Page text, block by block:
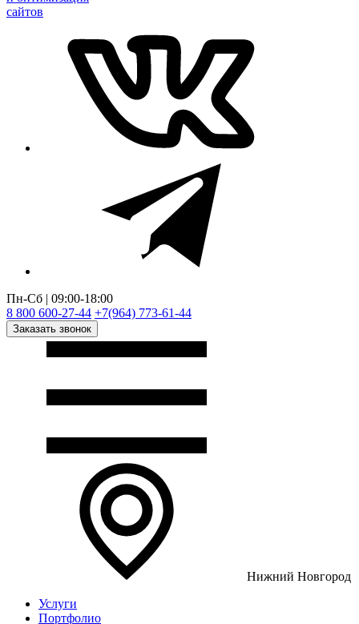
сайтов
Пн-Сб | 09:00-18:00
8 800 600-27-44 +7(964) 773-61-44
Заказать звонок
Нижний Новгород
Услуги
Портфолио